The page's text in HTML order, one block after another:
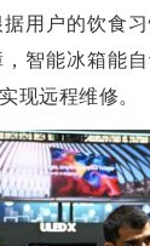
用户的饮食
智能冰箱能
现远程维修。